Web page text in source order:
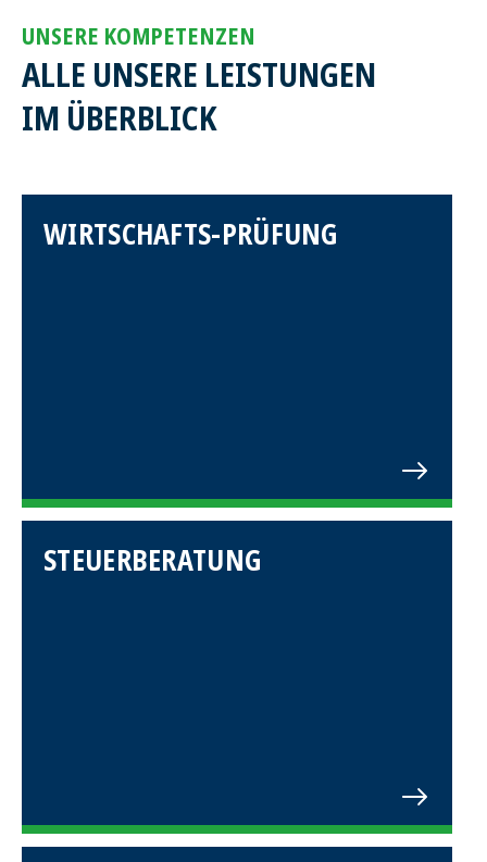
UNSERE KOMPETENZEN
ALLE UNSERE LEISTUNGEN
IM ÜBERBLICK
WIRTSCHAFTS-PRÜFUNG
STEUERBERATUNG